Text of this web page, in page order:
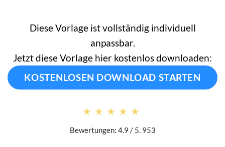
Diese Vorlage ist vollständig individuell
anpassbar.
Jetzt diese Vorlage hier kostenlos downloaden:
KOSTENLOSEN DOWNLOAD STARTEN
★★★★★
★★★★★
Bewertungen: 4.9 / 5. 953